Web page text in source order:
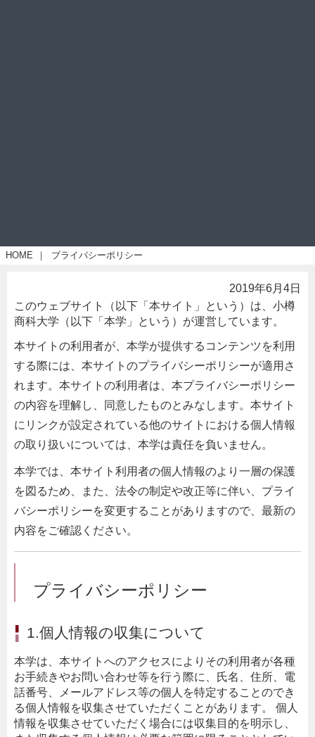
HOME ｜ プライバシーポリシー
2019年6月4日
このウェブサイト（以下「本サイト」という）は、小樽
商科大学（以下「本学」という）が運営しています。
本サイトの利用者が、本学が提供するコンテンツを利用
する際には、本サイトのプライバシーポリシーが適用さ
れます。本サイトの利用者は、本プライバシーポリシー
の内容を理解し、同意したものとみなします。本サイト
にリンクが設定されている他のサイトにおける個人情報
の取り扱いについては、本学は責任を負いません。
本学では、本サイト利用者の個人情報のより一層の保護
を図るため、また、法令の制定や改正等に伴い、プライ
バシーポリシーを変更することがありますので、最新の
内容をご確認ください。
プライバシーポリシー
1.個人情報の収集について
本学は、本サイトへのアクセスによりその利用者が各種
お手続きやお問い合わせ等を行う際に、氏名、住所、電
話番号、メールアドレス等の個人を特定することのでき
る個人情報を収集させていただくことがあります。 個人
情報を収集させていただく場合には収集目的を明示し、